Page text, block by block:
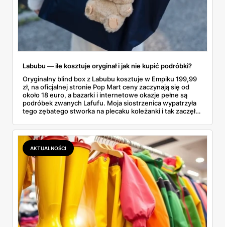
Labubu — ile kosztuje oryginał i jak nie kupić podróbki?
Oryginalny blind box z Labubu kosztuje w Empiku 199,99
zł, na oficjalnej stronie Pop Mart ceny zaczynają się od
około 18 euro, a bazarki i internetowe okazje pełne są
podróbek zwanych Lafufu. Moja siostrzenica wypatrzyła
tego zębatego stworka na plecaku koleżanki i tak zaczęło
kosztuje i po czym poznać, że sprzedawca nie wciska nam
podróbki. Spisałam wszystko, czego się dowiedziałam —
łącznie z jedną wpadką, o której za chwilę.
AKTUALNOŚCI